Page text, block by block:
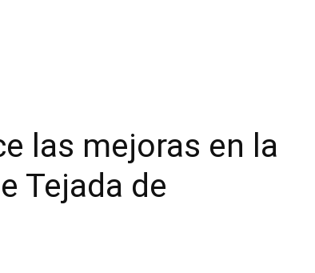
las mejoras en la
Tejada de